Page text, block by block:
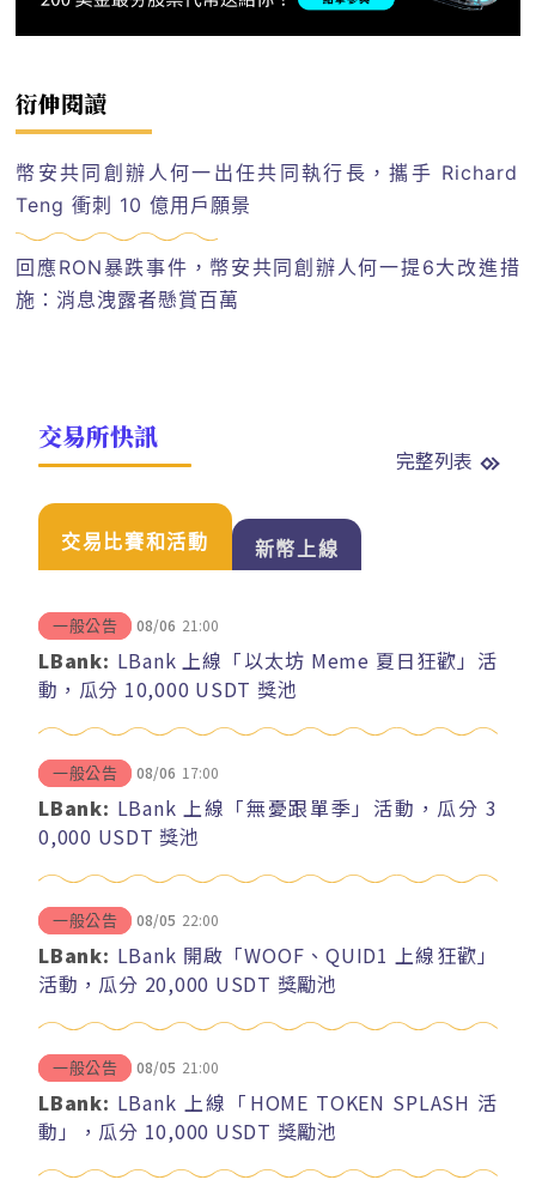
衍伸閱讀
幣安共同創辦人何一出任共同執行長，攜手 Richard
Teng 衝刺 10 億用戶願景
回應RON暴跌事件，幣安共同創辦人何一提6大改進措
施：消息洩露者懸賞百萬
交易所快訊
完整列表
交易比賽和活動 新幣上線
一般公告 08/06 21:00
LBank: LBank 上線「以太坊 Meme 夏日狂歡」活
動，瓜分 10,000 USDT 獎池
一般公告 08/06 17:00
LBank: LBank 上線「無憂跟單季」活動，瓜分 3
0,000 USDT 獎池
一般公告 08/05 22:00
LBank: LBank 開啟「WOOF、QUID1 上線狂歡」
活動，瓜分 20,000 USDT 獎勵池
一般公告 08/05 21:00
LBank: LBank 上線「HOME TOKEN SPLASH 活
動」，瓜分 10,000 USDT 獎勵池